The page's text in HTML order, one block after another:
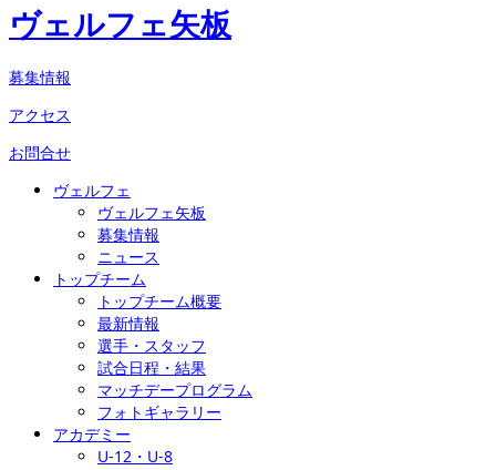
ヴェルフェ矢板
募集情報
アクセス
お問合せ
ヴェルフェ
ヴェルフェ矢板
募集情報
ニュース
トップチーム
トップチーム概要
最新情報
選手・スタッフ
試合日程・結果
マッチデープログラム
フォトギャラリー
アカデミー
U-12・U-8